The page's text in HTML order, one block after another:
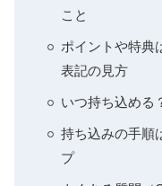
こと
ポイントや特典
表記の見方
いつ持ち込める
持ち込みの手順
プ